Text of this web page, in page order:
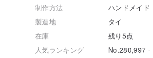
制作方法
ハンドメイド
製造地
タイ
在庫
残り5点
人気ランキング
No.280,997 -